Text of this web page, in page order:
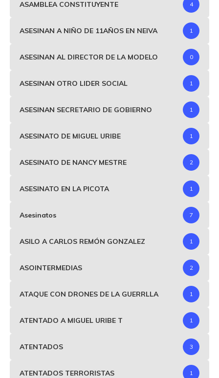
ASAMBLEA CONSTITUYENTE 4
ASESINAN A NIÑO DE 11AÑOS EN NEIVA 1
ASESINAN AL DIRECTOR DE LA MODELO 0
ASESINAN OTRO LIDER SOCIAL 1
ASESINAN SECRETARIO DE GOBIERNO 1
ASESINATO DE MIGUEL URIBE 1
ASESINATO DE NANCY MESTRE 2
ASESINATO EN LA PICOTA 1
Asesinatos 7
ASILO A CARLOS REMÓN GONZALEZ 1
ASOINTERMEDIAS 2
ATAQUE CON DRONES DE LA GUERRLLA 1
ATENTADO A MIGUEL URIBE T 1
ATENTADOS 3
ATENTADOS TERRORISTAS 1